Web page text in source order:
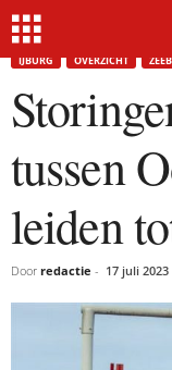
Home Storingen
IJBURG OVERZICHT
tussen
leiden
Door redactie - 17 juli 2023